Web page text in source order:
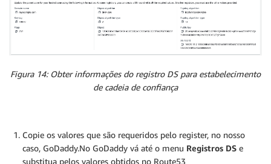
Figura 14: Obter informações do registro DS para estabelecimento
de cadeia de confiança
Copie os valores que são requeridos pelo register, no nosso
caso, GoDaddy.No GoDaddy vá até o menu Registros DS e
substitua pelos valores obtidos no Route53